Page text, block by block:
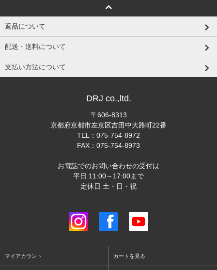
返品について
配送・送料について
支払い方法について
DRJ co.,ltd.
〒606-8313
京都府京都市左京区吉田中大路町22番
TEL：075-754-8972
FAX：075-754-8973
お電話でのお問い合わせの受付は
平日 11:00～17:00まで
定休日 土・日・祝
マイアカウント カートを見る